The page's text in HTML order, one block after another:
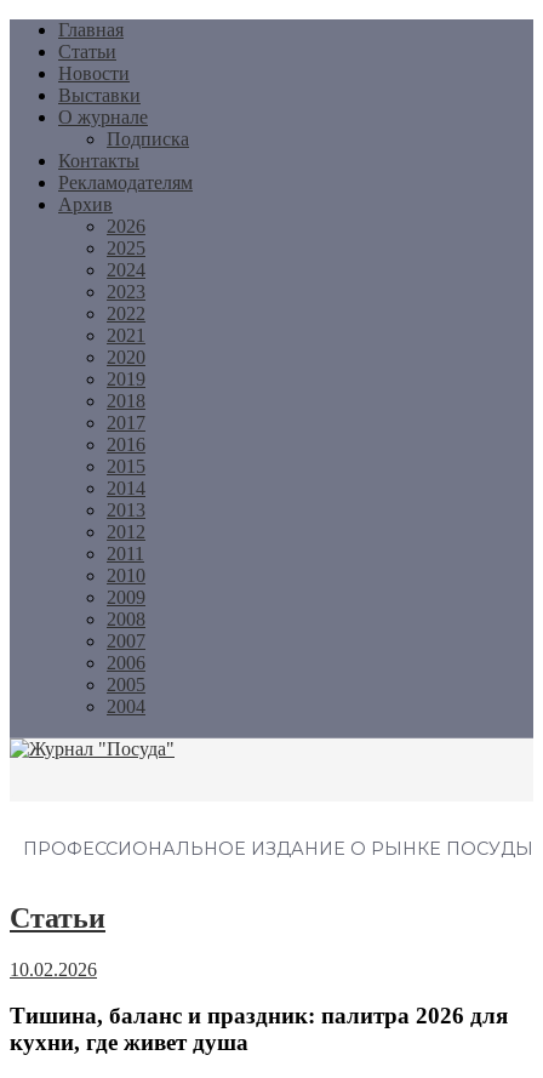
Перейти
содержимому
Главная
Статьи
Новости
Выставки
О журнале
Подписка
Контакты
Рекламодателям
Архив
2026
2025
2024
2023
2022
2021
2020
2019
2018
2017
2016
2015
2014
2013
2012
2011
2010
2009
2008
2007
2006
2005
2004
ПРОФЕССИОНАЛЬНОЕ ИЗДАНИЕ О РЫНКЕ ПОСУДЫ
Статьи
10.02.2026
Тишина, баланс и праздник: палитра 2026 для
кухни, где живет душа